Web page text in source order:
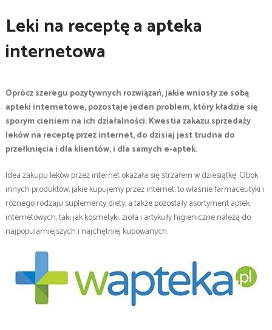
Leki na receptę a apteka
internetowa
Oprócz szeregu pozytywnych rozwiązań, jakie wniosły ze sobą
apteki internetowe, pozostaje jeden problem, który kładzie się
sporym cieniem na ich działalności. Kwestia zakazu sprzedaży
leków na receptę przez internet, do dzisiaj jest trudna do
przełknięcia i dla klientów, i dla samych e-aptek.
Idea zakupu leków przez internet okazała się strzałem w dziesiątkę. Obok
innych produktów, jakie kupujemy przez internet, to właśnie farmaceutyki i
różnego rodzaju suplementy diety, a także pozostały asortyment aptek
internetowych, taki jak kosmetyki, zioła i artykuły higieniczne należą do
najpopularniejszych i najchętniej kupowanych.